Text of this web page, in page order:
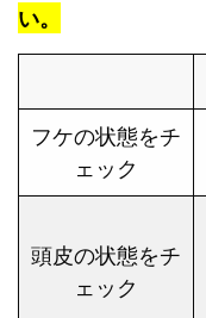
い。
フケの状態をチ
ェック
頭皮の状態をチ
ェック